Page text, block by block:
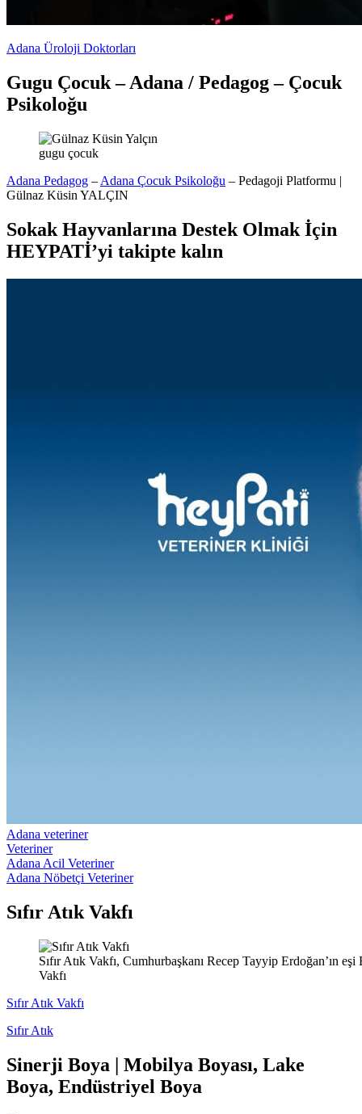
Adana Üroloji Doktorları
Gugu Çocuk – Adana / Pedagog – Çocuk
Psikoloğu
gugu çocuk
Adana Pedagog – Adana Çocuk Psikoloğu – Pedagoji Platformu |
Gülnaz Küsin YALÇIN
Sokak Hayvanlarına Destek Olmak İçin
HEYPATİ’yi takipte kalın
Adana veteriner
Veteriner
Adana Acil Veteriner
Adana Nöbetçi Veteriner
Sıfır Atık Vakfı
Sıfır Atık Vakfı, Cumhurbaşkanı Recep Tayyip Erdoğan’ın
Vakfı
Sıfır Atık Vakfı
Sıfır Atık
Sinerji Boya | Mobilya Boyası, Lake
Boya, Endüstriyel Boya